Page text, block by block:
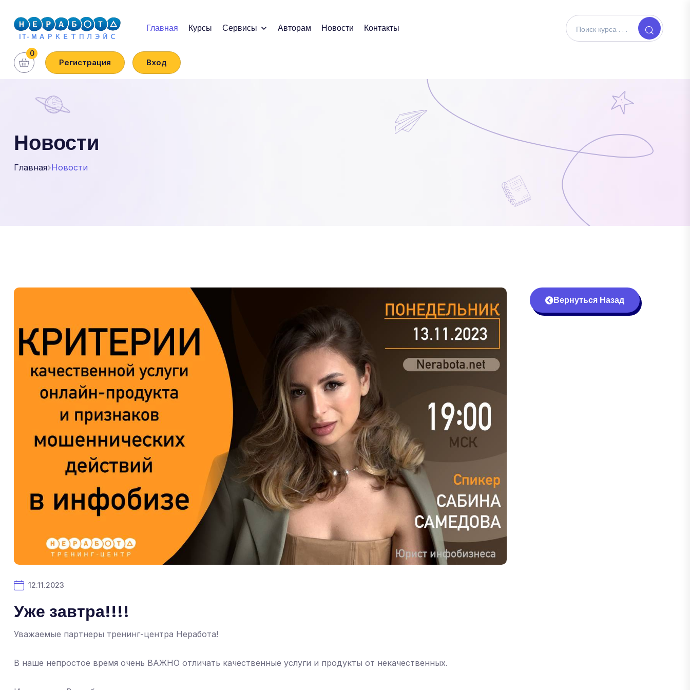
Главная Курсы Сервисы Авторам Новости Контакты
0
Регистрация Вход
Новости
Главная Новости
12.11.2023
Уже завтра!!!!
Уважаемые партнеры тренинг-центра Неработа!
В наше непростое время очень ВАЖНО отличать качественные услуги и продукты от некачественных.
Вернуться Назад